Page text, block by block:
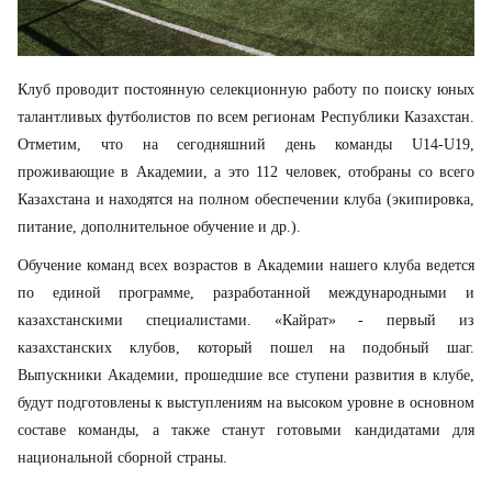
Клуб проводит постоянную селекционную работу по поиску юных
талантливых футболистов по всем регионам Республики Казахстан.
Отметим, что на сегодняшний день команды U14-U19,
проживающие в Академии, а это 112 человек, отобраны со всего
Казахстана и находятся на полном обеспечении клуба (экипировка,
питание, дополнительное обучение и др.).
Обучение команд всех возрастов в Академии нашего клуба ведется
по единой программе, разработанной международными и
казахстанскими специалистами. «Кайрат» - первый из
казахстанских клубов, который пошел на подобный шаг.
Выпускники Академии, прошедшие все ступени развития в клубе,
будут подготовлены к выступлениям на высоком уровне в основном
составе команды, а также станут готовыми кандидатами для
национальной сборной страны.